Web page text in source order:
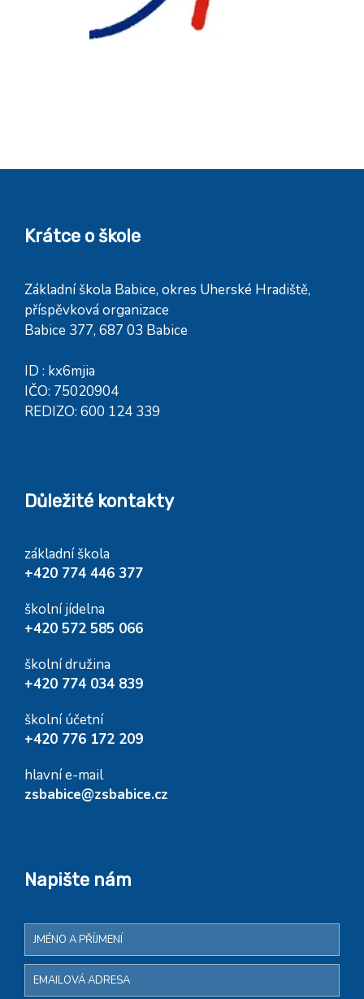
Krátce o škole
Základní škola Babice, okres Uherské Hradiště,
příspěvková organizace
Babice 377, 687 03 Babice
ID : kx6mjia
IČO: 75020904
REDIZO: 600 124 339
Důležité kontakty
základní škola
+420 774 446 377
školní jídelna
+420 572 585 066
školní družina
+420 774 034 839
školní účetní
+420 776 172 209
hlavní e-mail
zsbabice@zsbabice.cz
Napište nám